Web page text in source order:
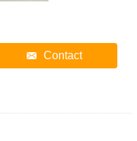
Contact